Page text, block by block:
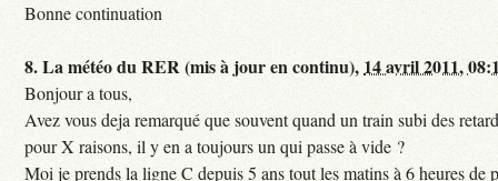
Bonne continuation
8.La météo du RER (mis à jour en continu), 14 avril 2011,
Bonjour a tous,
Avez vous deja remarqué que souvent quand un train subi des
pour X raisons, il y en a toujours un qui passe à vide ?
Moi je prends la ligne C depuis 5 ans tout les matins à 6 heures de